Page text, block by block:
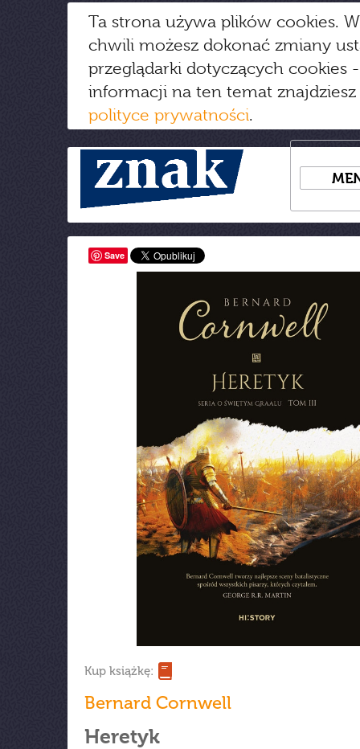
Ta strona używa plików cookies.
chwili możesz dokonać zmiany
przeglądarki dotyczących cookies
informacji na ten temat
polityce prywatności.
Save
Kup książkę:
Bernard Cornwell
Heretyk